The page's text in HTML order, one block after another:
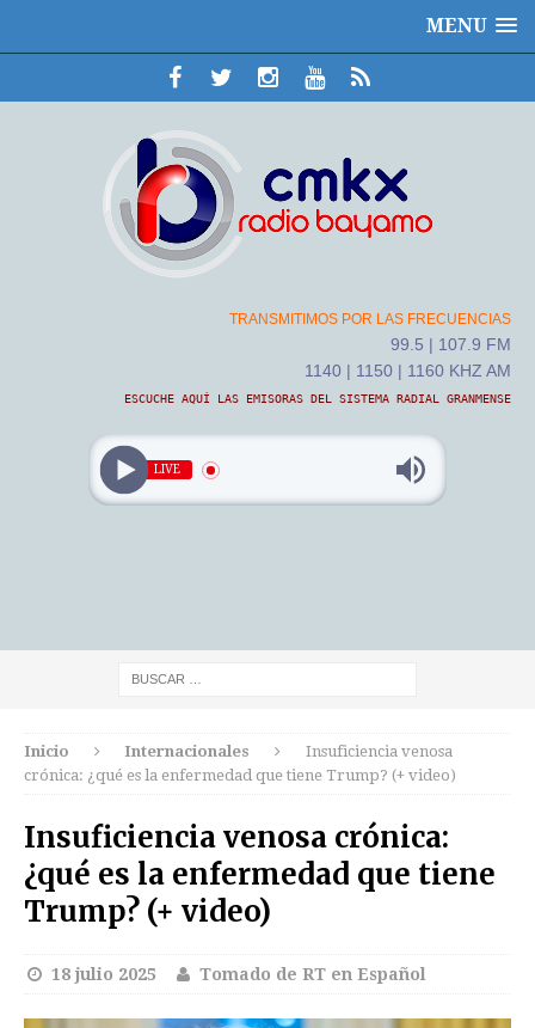
MENU
TRANSMITIMOS POR LAS FRECUENCIAS
99.5 | 107.9 FM
1140 | 1150 | 1160 KHZ AM
ESCUCHE AQUÍ LAS EMISORAS DEL SISTEMA RADIAL GRANMENSE
LIVE
Inicio Internacionales
Insuficiencia venosa
crónica: ¿qué es la enfermedad que tiene Trump? (+ video)
Insuficiencia venosa crónica:
¿qué es la enfermedad que tiene
Trump? (+ video)
18 julio 2025 Tomado de RT en Español